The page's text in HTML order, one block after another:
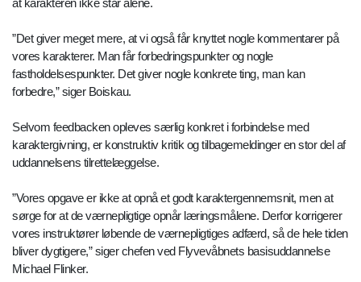
at karakteren ikke står alene.
”Det giver meget mere, at vi også får knyttet nogle kommentarer på
vores karakterer. Man får forbedringspunkter og nogle
fastholdelsespunkter. Det giver nogle konkrete ting, man kan
forbedre,” siger Boiskau.
Selvom feedbacken opleves særlig konkret i forbindelse med
karaktergivning, er konstruktiv kritik og tilbagemeldinger en stor del af
uddannelsens tilrettelæggelse.
”Vores opgave er ikke at opnå et godt karaktergennemsnit, men at
sørge for at de værnepligtige opnår læringsmålene. Derfor korrigerer
vores instruktører løbende de værnepligtiges adfærd, så de hele tiden
bliver dygtigere,” siger chefen ved Flyvevåbnets basisuddannelse
Michael Flinker.